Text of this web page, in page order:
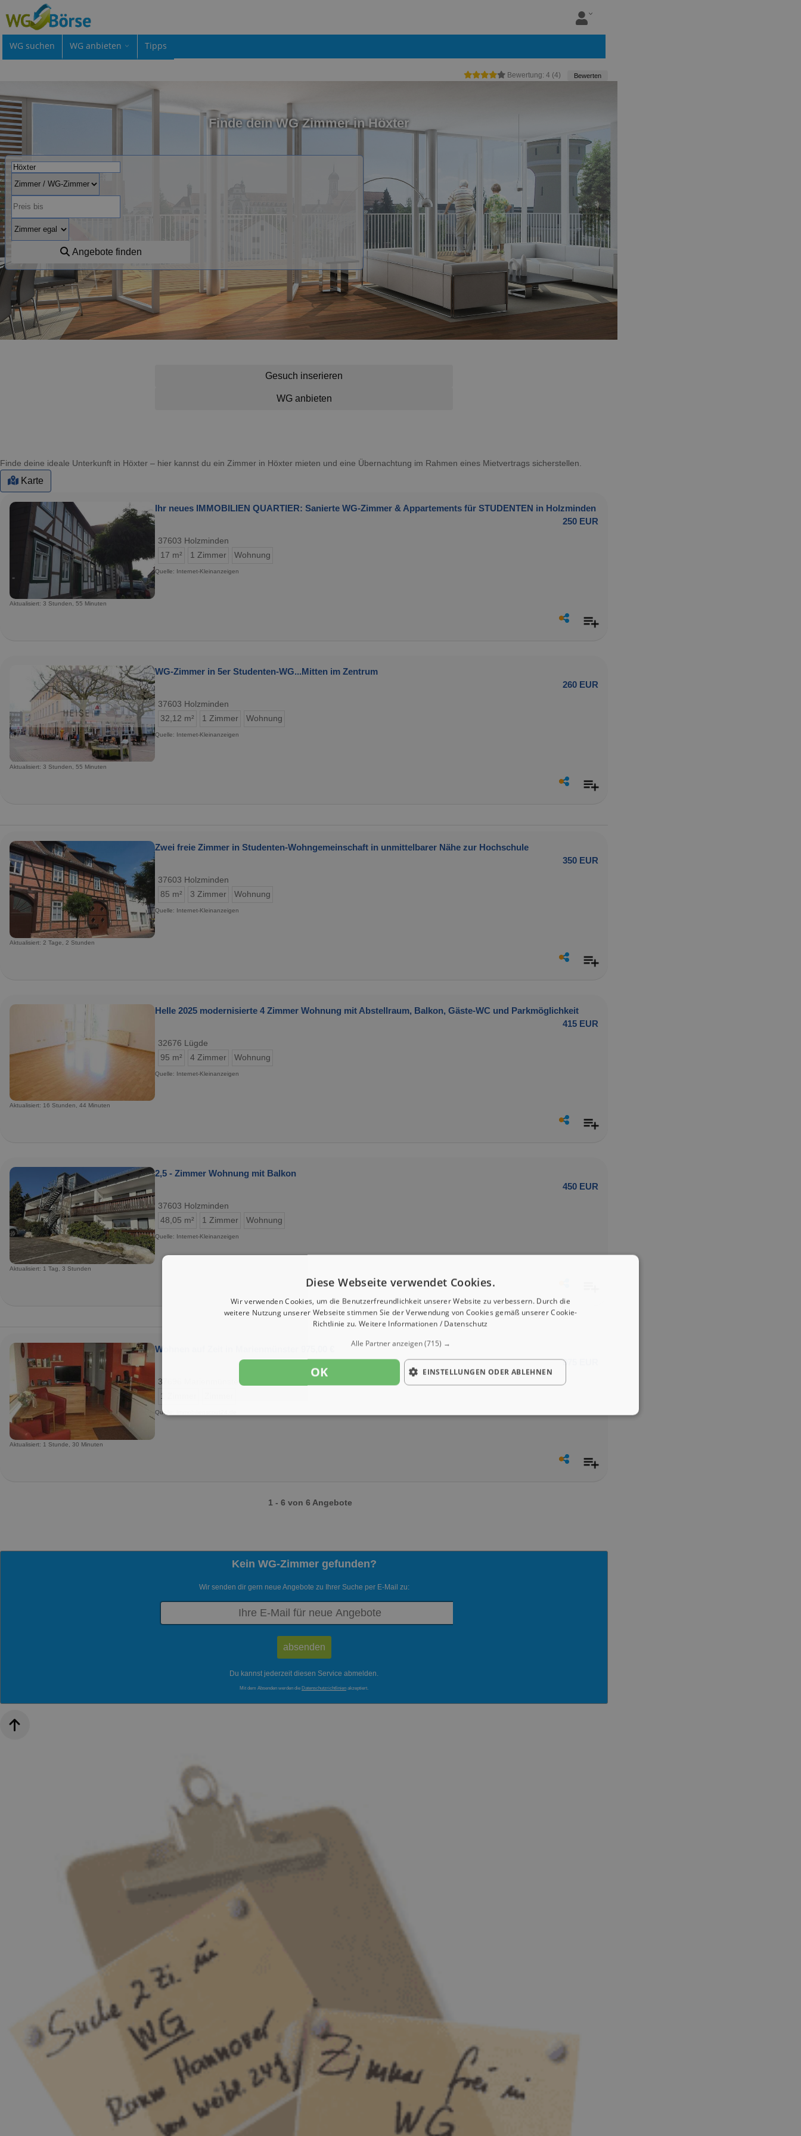
WG suchen WG anbieten Tipps
Bewertung: 4 (4) Bewerten
Finde dein WG Zimmer in Höxter
Angebote finden
Gesuch inserieren
WG anbieten
Finde deine ideale Unterkunft in Höxter – hier kannst du ein Zimmer in Höxter mieten und eine Übernachtung im Rahmen eines Mietvertrags sicherstellen.
Karte
Ihr neues IMMOBILIEN QUARTIER: Sanierte WG-Zimmer & Appartements für STUDENTEN in Holzminden
250 EUR
37603 Holzminden
17 m²
1 Zimmer Wohnung
Quelle: Internet-Kleinanzeigen
Aktualisiert: 3 Stunden, 55 Minuten
WG-Zimmer in 5er Studenten-WG...Mitten im Zentrum
260 EUR
37603 Holzminden
32,12 m²
1 Zimmer Wohnung
Quelle: Internet-Kleinanzeigen
Aktualisiert: 3 Stunden, 55 Minuten
Zwei freie Zimmer in Studenten-Wohngemeinschaft in unmittelbarer Nähe zur Hochschule
350 EUR
37603 Holzminden
85 m²
3 Zimmer Wohnung
Quelle: Internet-Kleinanzeigen
Aktualisiert: 2 Tage, 2 Stunden
Helle 2025 modernisierte 4 Zimmer Wohnung mit Abstellraum, Balkon, Gäste-WC und Parkmöglichkeit
415 EUR
32676 Lügde
95 m²
4 Zimmer Wohnung
Quelle: Internet-Kleinanzeigen
Aktualisiert: 16 Stunden, 44 Minuten
2,5 - Zimmer Wohnung mit Balkon
450 EUR
37603 Holzminden
48,05 m²
1 Zimmer Wohnung
Quelle: Internet-Kleinanzeigen
Aktualisiert: 1 Tag, 3 Stunden
Wohnen auf Zeit in Marienmünster 975,00 €
975 EUR
37696 Marienmünster
1 Zimmer
Quelle: Immobilienscout24.de
Aktualisiert: 1 Stunde, 30 Minuten
1 - 6 von 6 Angebote
Kein WG-Zimmer gefunden?
Wir senden dir gern neue Angebote zu Ihrer Suche per E-Mail zu:
Du kannst jederzeit diesen Service abmelden.
Mit dem Absenden werden die Datenschutzrichtlinien akzeptiert.
Diese Webseite verwendet Cookies.
Wir verwenden Cookies, um die Benutzerfreundlichkeit unserer Website zu verbessern. Durch die
weitere Nutzung unserer Webseite stimmen Sie der Verwendung von Cookies gemäß unserer Cookie-
Richtlinie zu. Weitere Informationen / Datenschutz
Alle Partner anzeigen(715) →
OK EINSTELLUNGEN ODER ABLEHNEN